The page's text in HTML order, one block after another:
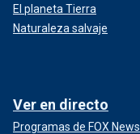
El planeta Tierra
Naturaleza salvaje
Ver en directo
Programas de FOX News